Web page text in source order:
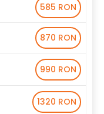
585 RON
870 RON
990 RON
1320 RON